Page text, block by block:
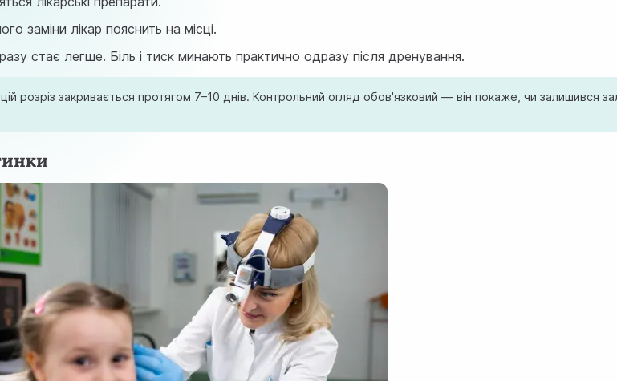
заміни лікар пояснить на місці.
стає легше. Біль і тиск минають практично одразу після дренування.
розріз закривається протягом 7–10 днів. Контрольний огляд обов'язковий — він покаже, чи залишився